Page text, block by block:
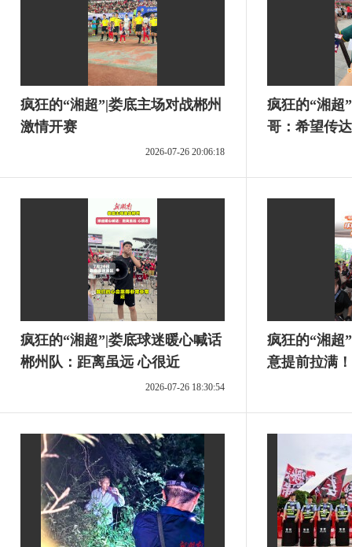
疯狂的“湘超”|娄底主场对战郴州
激情开赛
2026-07-26 20:06:18
疯狂的“湘超
哥：希望传
疯狂的“湘超”|娄底球迷暖心喊话
郴州队：距离虽远 心很近
2026-07-26 18:30:54
疯狂的“湘超
意提前拉满！